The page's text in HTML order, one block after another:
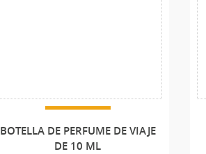
BOTELLA DE PERFUME DE VIAJE
DE 10 ML